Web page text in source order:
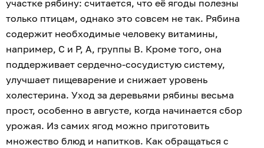
участке рябину: считается, что её ягоды полезны
только птицам, однако это совсем не так. Рябина
содержит необходимые человеку витамины,
например, С и Р, А, группы В. Кроме того, она
поддерживает сердечно-сосудистую систему,
улучшает пищеварение и снижает уровень
холестерина. Уход за деревьями рябины весьма
прост, особенно в августе, когда начинается сбор
урожая. Из самих ягод можно приготовить
множество блюд и напитков. Как обращаться с